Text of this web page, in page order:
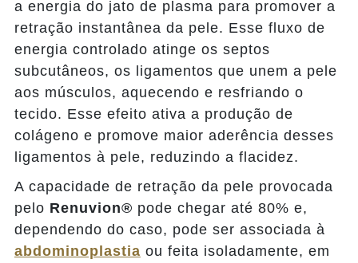
a energia do jato de plasma para promover a
retração instantânea da pele. Esse fluxo de
energia controlado atinge os septos
subcutâneos, os ligamentos que unem a pele
aos músculos, aquecendo e resfriando o
tecido. Esse efeito ativa a produção de
colágeno e promove maior aderência desses
ligamentos à pele, reduzindo a flacidez.
A capacidade de retração da pele provocada
pelo Renuvion® pode chegar até 80% e,
dependendo do caso, pode ser associada à
abdominoplastia ou feita isoladamente, em